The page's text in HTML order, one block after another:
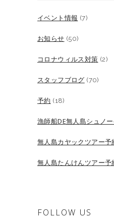
イベント情報 (7)
お知らせ (50)
コロナウィルス対策 (2)
スタッフブログ (70)
予約 (18)
漁師船DE無人島シュノ
無人島カヤックツアー予
無人島たんけんツアー予
FOLLOW US